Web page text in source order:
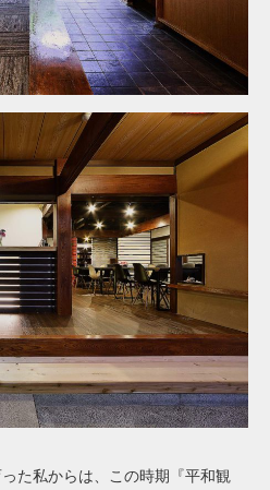
た私からは、この時期『平和観